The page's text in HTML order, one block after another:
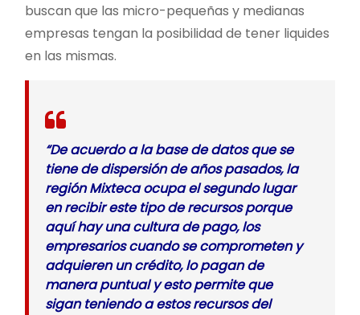
buscan que las micro-pequeñas y medianas
empresas tengan la posibilidad de tener liquides
en las mismas.
“De acuerdo a la base de datos que se
tiene de dispersión de años pasados, la
región Mixteca ocupa el segundo lugar
en recibir este tipo de recursos porque
aquí hay una cultura de pago, los
empresarios cuando se comprometen y
adquieren un crédito, lo pagan de
manera puntual y esto permite que
sigan teniendo a estos recursos del